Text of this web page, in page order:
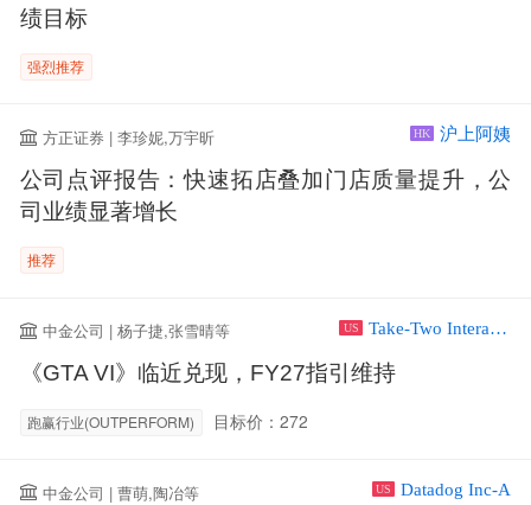
绩目标
强烈推荐
方正证券 | 李珍妮,万宇昕 HK 沪上阿姨
公司点评报告：快速拓店叠加门店质量提升，公
司业绩显著增长
推荐
中金公司 | 杨子捷,张雪晴等 US Take-Two Interactive Software Inc
《GTA VI》临近兑现，FY27指引维持
跑赢行业(OUTPERFORM) 目标价：272
中金公司 | 曹萌,陶冶等 US Datadog Inc-A